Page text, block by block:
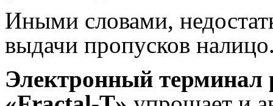
Иными словами,
выдачи пропусков
Электронный терминал